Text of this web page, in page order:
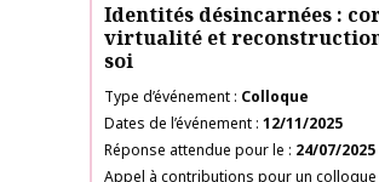
Identités désincarnées :
virtualité et
soi
Type d’événement Colloque
Dates de l’événement 12/11/2025
Réponse attendue pour le
24/07/2025
Appel à contributions pour un